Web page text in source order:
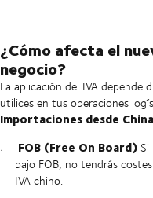
¿Cómo afecta el
negocio?
La aplicación del IVA
utilices en tus operaciones
Importaciones desde
FOB (Free On Board)
bajo FOB, no tendrás
IVA chino.